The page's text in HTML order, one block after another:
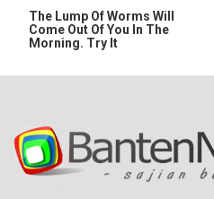
The Lump Of Worms Will
Come Out Of You In The
Morning. Try It